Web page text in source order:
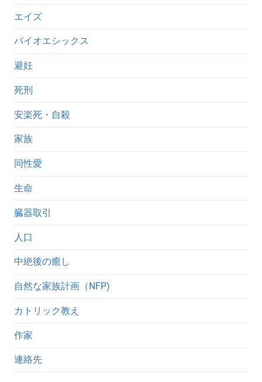
エイズ
バイオエシックス
避妊
死刑
安楽死・自殺
家族
同性愛
生命
臓器取引
人口
中絶後の癒し
自然な家族計画（NFP)
カトリック教え
作家
連絡先